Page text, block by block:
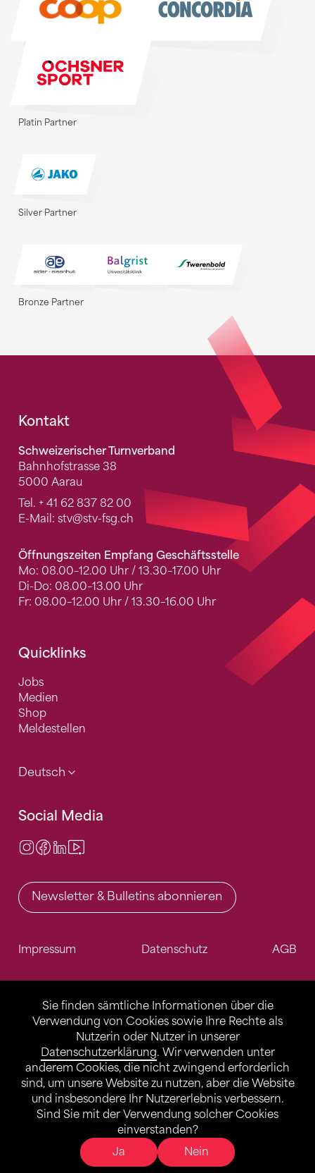
Sie finden sämtliche Informationen über die
Verwendung von Cookies sowie Ihre Rechte als
Nutzerin oder Nutzer in unserer
Datenschutzerklärung. Wir verwenden unter
anderem Cookies, die nicht zwingend erforderlich
sind, um unsere Website zu nutzen, aber die Website
und insbesondere Ihr Nutzererlebnis verbessern.
Sind Sie mit der Verwendung solcher Cookies
einverstanden?
Ja
Nein
Platin Partner
Silver Partner
Bronze Partner
Fusszeile
Kontakt
Schweizerischer Turnverband
Bahnhofstrasse 38
5000 Aarau
Tel. + 41 62 837 82 00
E-Mail: stv@stv-fsg.ch
Öffnungszeiten Empfang Geschäftsstelle
Mo: 08.00–12.00 Uhr / 13.30–17.00 Uhr
Di-Do: 08.00–13.00 Uhr
Fr: 08.00–12.00 Uhr / 13.30–16.00 Uhr
Quicklinks
Jobs
Medien
Shop
Meldestellen
Deutsch
Social Media
Instagram
Facebook
LinkedIn
Newsletter & Bulletins abonnieren
Impressum Datenschutz AGB